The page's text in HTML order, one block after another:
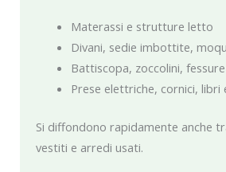
Materassi e strutture letto
Divani, sedie imbottite,
Battiscopa, zoccolini,
Prese elettriche, cornici, libri
Si diffondono rapidamente anche
vestiti e arredi usati.